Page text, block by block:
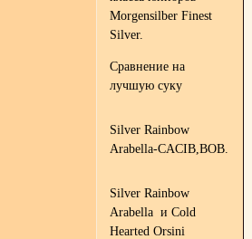
Morgensilber Finest
Silver.
Сравнение на
лучшую суку
Silver Rainbow
Arabella-СACIB,BOB.
Silver Rainbow
Arabella и Cold
Hearted Orsini